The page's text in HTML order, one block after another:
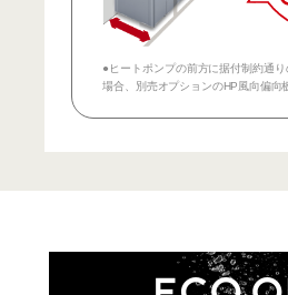
●ヒートポンプの前方に据付制約通
場合、別売オプションのHP風向偏向